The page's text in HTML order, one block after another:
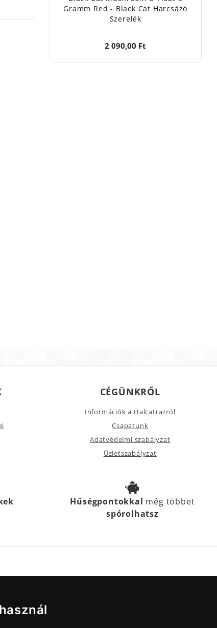
Gramm Red - Black Cat Harcsázó
Szerelék
2 090,00 Ft
CÉGÜNKRŐL
Információk a Halcatrazról
Csapatunk
Adatvédelmi szabályzat
Üzletszabályzat
Hűségpontokkal még többet
spórolhatsz